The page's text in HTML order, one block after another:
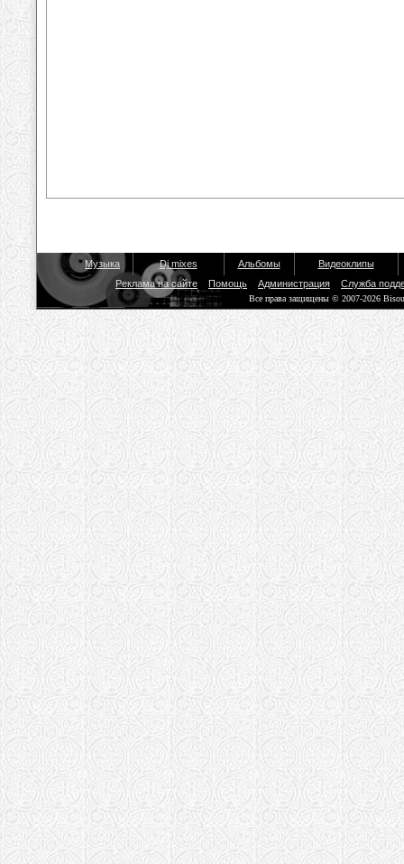
Музыка Dj mixes Альбомы
Видеоклипы
Реклама на сайте
Помощь Администрация Служба
Все права защищены © 2007-2026